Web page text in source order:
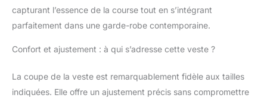
capturant l’essence de la course tout en s’intégrant
parfaitement dans une garde-robe contemporaine.
Confort et ajustement : à qui s’adresse cette veste ?
La coupe de la veste est remarquablement fidèle aux tailles
indiquées. Elle offre un ajustement précis sans compromettre